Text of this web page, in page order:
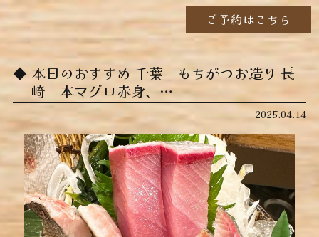
ご予約はこちら
本日のおすすめ ︎千葉 もちがつお造り ︎長
崎 本マグロ赤身、…
2025.04.14